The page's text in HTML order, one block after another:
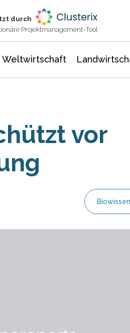
durch
Projektmanagement-Tool
Weltwirtschaft
vor